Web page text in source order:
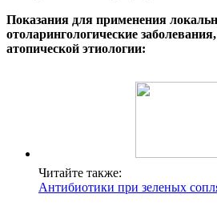
Показания для применения
отоларингологические
атопической этиологии:
Читайте также:
Антибиотики при зеленых